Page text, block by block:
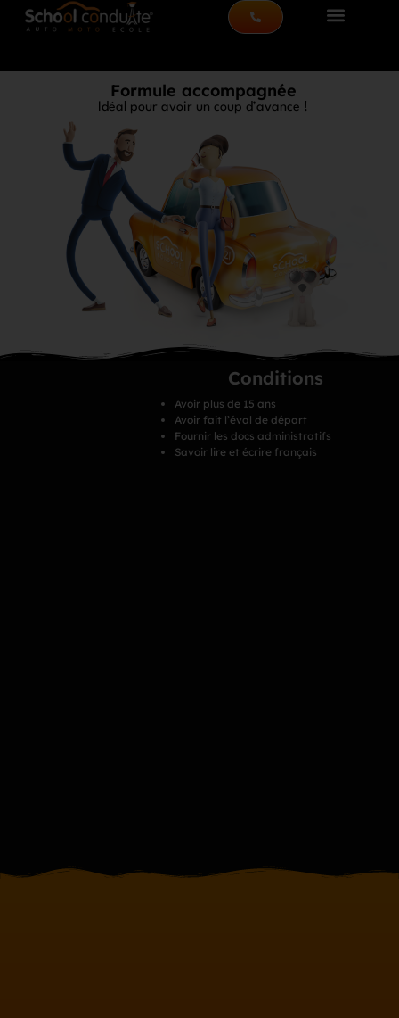
Formule accompagnée
Idéal pour avoir un coup d’avance !
Conditions
Avoir plus de 15 ans
Avoir fait l’éval de départ
Fournir les docs administratifs
Savoir lire et écrire français